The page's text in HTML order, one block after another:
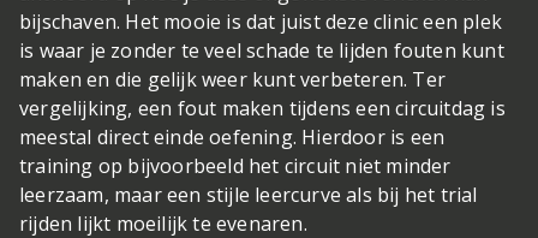
bijschaven. Het mooie is dat juist deze clinic een plek
is waar je zonder te veel schade te lijden fouten kunt
maken en die gelijk weer kunt verbeteren. Ter
vergelijking, een fout maken tijdens een circuitdag is
meestal direct einde oefening. Hierdoor is een
training op bijvoorbeeld het circuit niet minder
leerzaam, maar een stijle leercurve als bij het trial
rijden lijkt moeilijk te evenaren.